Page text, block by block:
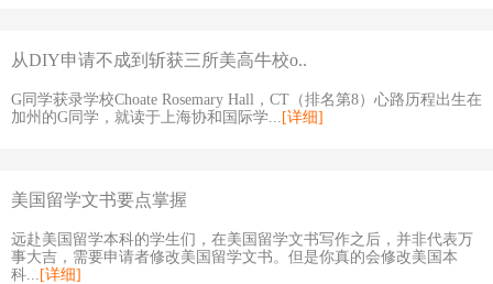
从DIY申请不成到斩获三所美高牛校o..
G同学获录学校Choate Rosemary Hall，CT（排名第8）心路历程出生在
加州的G同学，就读于上海协和国际学... [详细]
美国留学文书要点掌握
远赴美国留学本科的学生们，在美国留学文书写作之后，并非代表万
事大吉，需要申请者修改美国留学文书。但是你真的会修改美国本
科... [详细]